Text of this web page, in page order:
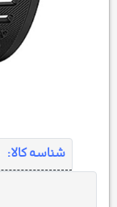
شناسه کالا: